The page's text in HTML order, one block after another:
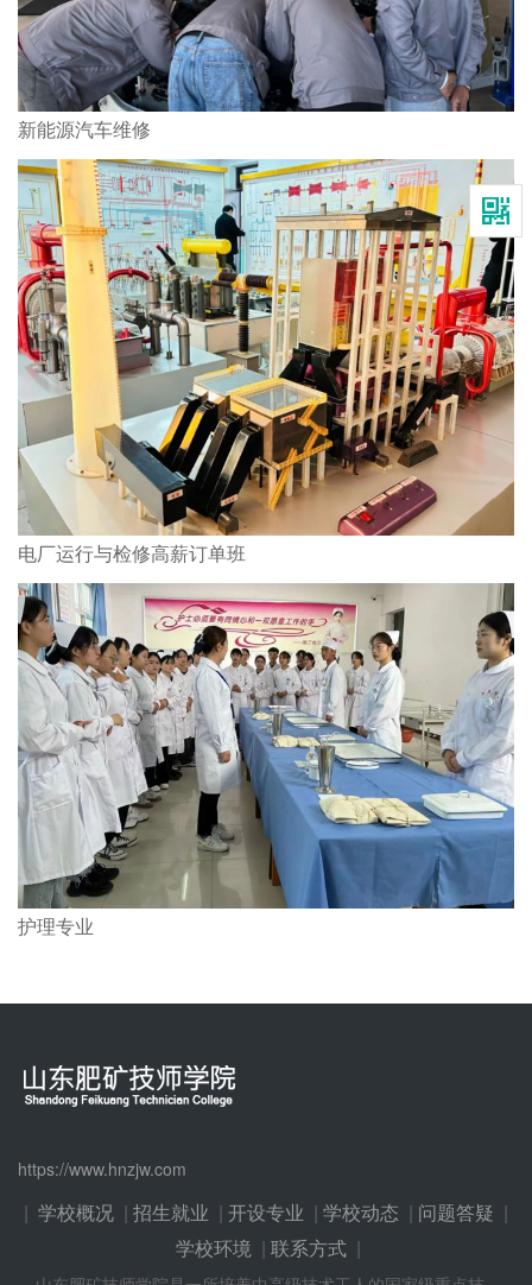
新能源汽车维修
电厂运行与检修高薪订单班
护理专业
https://www.hnzjw.com
| 学校概况 | 招生就业 | 开设专业 | 学校动态 | 问题答疑 |
学校环境 | 联系方式 |